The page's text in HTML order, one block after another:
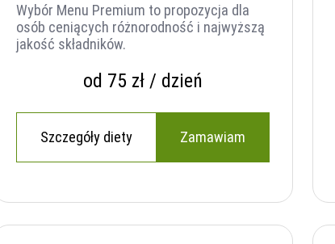
Wybór Menu Premium to propozycja dla
osób ceniących różnorodność i najwyższą
jakość składników.
od 75 zł / dzień
Szczegóły diety Zamawiam